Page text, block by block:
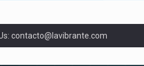
contacto@lavibrante.com